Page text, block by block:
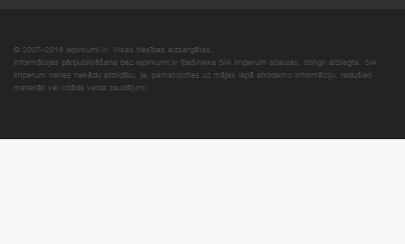
© 2007–2018 Iepirkumi.lv. Visas tiesības aizsargātas.
Informācijas pārpublicēšana bez iepirkumi.lv īpašnieka SIA Imperum atļaujas, stingri aizliegta. SIA
Imperum nenes nekādu atbildību, ja, pamatojoties uz mājas lapā atrodamo informāciju, radušies
materiāli vai citāda veida zaudējumi.